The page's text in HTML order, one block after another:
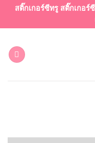
เนื้อหา
สติ๊กเกอร์ซีทรู สติ๊กเกอร์